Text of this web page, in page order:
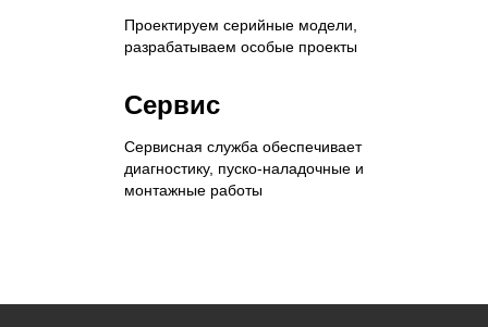
Проектируем серийные модели,
разрабатываем особые проекты
Сервис
Сервисная служба обеспечивает
диагностику, пуско-наладочные и
монтажные работы